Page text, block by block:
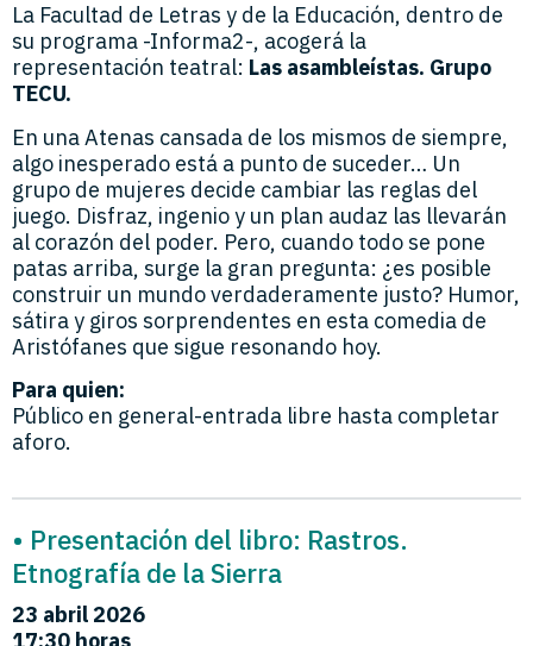
La Facultad de Letras y de la Educación, dentro de
su programa -Informa2-, acogerá la
representación teatral: Las asambleístas. Grupo
TECU.
En una Atenas cansada de los mismos de siempre,
algo inesperado está a punto de suceder… Un
grupo de mujeres decide cambiar las reglas del
juego. Disfraz, ingenio y un plan audaz las llevarán
al corazón del poder. Pero, cuando todo se pone
patas arriba, surge la gran pregunta: ¿es posible
construir un mundo verdaderamente justo? Humor,
sátira y giros sorprendentes en esta comedia de
Aristófanes que sigue resonando hoy.
Para quien:
Público en general-entrada libre hasta completar
aforo.
• Presentación del libro: Rastros.
Etnografía de la Sierra
23 abril 2026
17:30 horas